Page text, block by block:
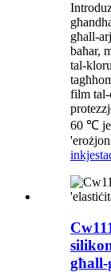
għall-
baħar,
tal-
film tal-
60 ℃
inkjesta
għall-